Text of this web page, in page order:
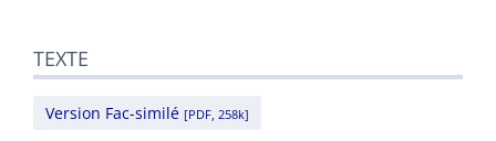
TEXTE
Version Fac-similé [PDF, 258k]